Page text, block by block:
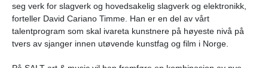
seg verk for slagverk og hovedsakelig slagverk og elektronikk,
forteller David Cariano Timme. Han er en del av vårt
talentprogram som skal ivareta kunstnere på høyeste nivå på
tvers av sjanger innen utøvende kunstfag og film i Norge.